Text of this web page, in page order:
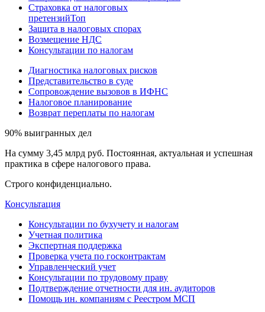
Страховка от налоговых
претензийТоп
Защита в налоговых спорах
Возмещение НДС
Консультации по налогам
Диагностика налоговых рисков
Представительство в суде
Сопровождение вызовов в ИФНС
Налоговое планирование
Возврат переплаты по налогам
90% выигранных дел
На сумму 3,45 млрд руб. Постоянная, актуальная и успешная
практика в сфере налогового права.
Строго конфиденциально.
Консультация
Консультации по бухучету и налогам
Учетная политика
Экспертная поддержка
Проверка учета по госконтрактам
Управленческий учет
Консультации по трудовому праву
Подтверждение отчетности для ин. аудиторов
Помощь ин. компаниям с Реестром МСП